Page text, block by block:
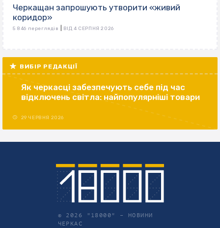
Черкащан запрошують утворити «живий
коридор»
5 846 переглядів ВІД 4 СЕРПНЯ 2026
ВИБІР РЕДАКЦІЇ
Як черкасці забезпечують себе під час
відключень світла: найпопулярніші товари
29 ЧЕРВНЯ 2026
© 2026 "18000" – НОВИНИ
ЧЕРКАС